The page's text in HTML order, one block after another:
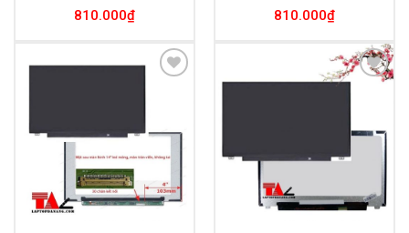
810.000₫
810.000₫